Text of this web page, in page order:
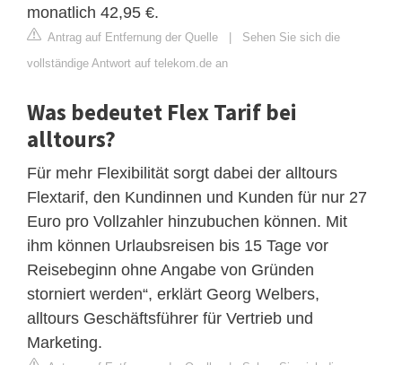
monatlich 42,95 €.
Antrag auf Entfernung der Quelle | Sehen Sie sich die
vollständige Antwort auf telekom.de an
Was bedeutet Flex Tarif bei
alltours?
Für mehr Flexibilität sorgt dabei der alltours
Flextarif, den Kundinnen und Kunden für nur 27
Euro pro Vollzahler hinzubuchen können. Mit
ihm können Urlaubsreisen bis 15 Tage vor
Reisebeginn ohne Angabe von Gründen
storniert werden“, erklärt Georg Welbers,
alltours Geschäftsführer für Vertrieb und
Marketing.